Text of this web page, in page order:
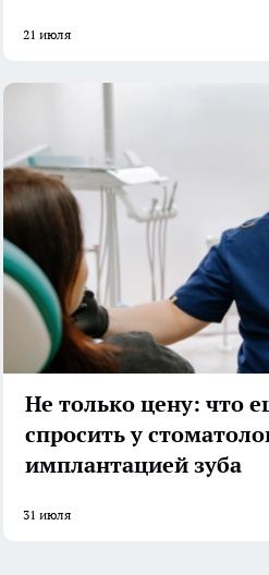
21 июля
Не только цену: что
спросить у
имплантацией зуба
31 июля